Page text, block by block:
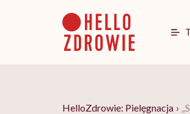
HelloZdrowie: Pielęgnacja ›